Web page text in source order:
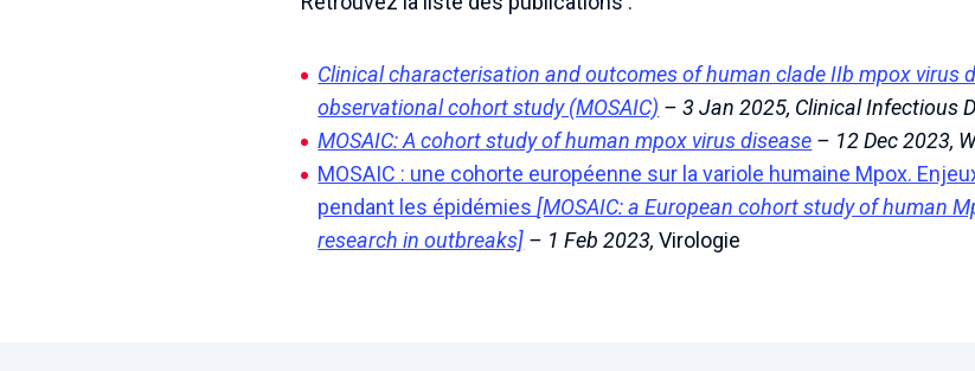
Clinical characterisation and outcomes of human clade IIb mpox virus
observational cohort study (MOSAIC) – 3 Jan 2025, Clinical Infectious
MOSAIC: A cohort study of human mpox virus disease – 12 Dec 2023,
MOSAIC : une cohorte européenne sur la variole humaine Mpox.
pendant les épidémies[MOSAIC: a European cohort study of human
research in outbreaks] – 1 Feb 2023,Virologie